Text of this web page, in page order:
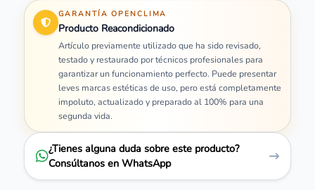
GARANTÍA OPENCLIMA
Producto Reacondicionado
Artículo previamente utilizado que ha sido revisado,
testado y restaurado por técnicos profesionales para
garantizar un funcionamiento perfecto. Puede presentar
leves marcas estéticas de uso, pero está completamente
impoluto, actualizado y preparado al 100% para una
segunda vida.
¿Tienes alguna duda sobre este producto?
Consúltanos en WhatsApp